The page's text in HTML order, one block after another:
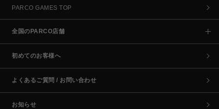
PARCO GAMES TOP
全国のPARCO店舗
初めてのお客様へ
よくあるご質問 / お問い合わせ
お知らせ